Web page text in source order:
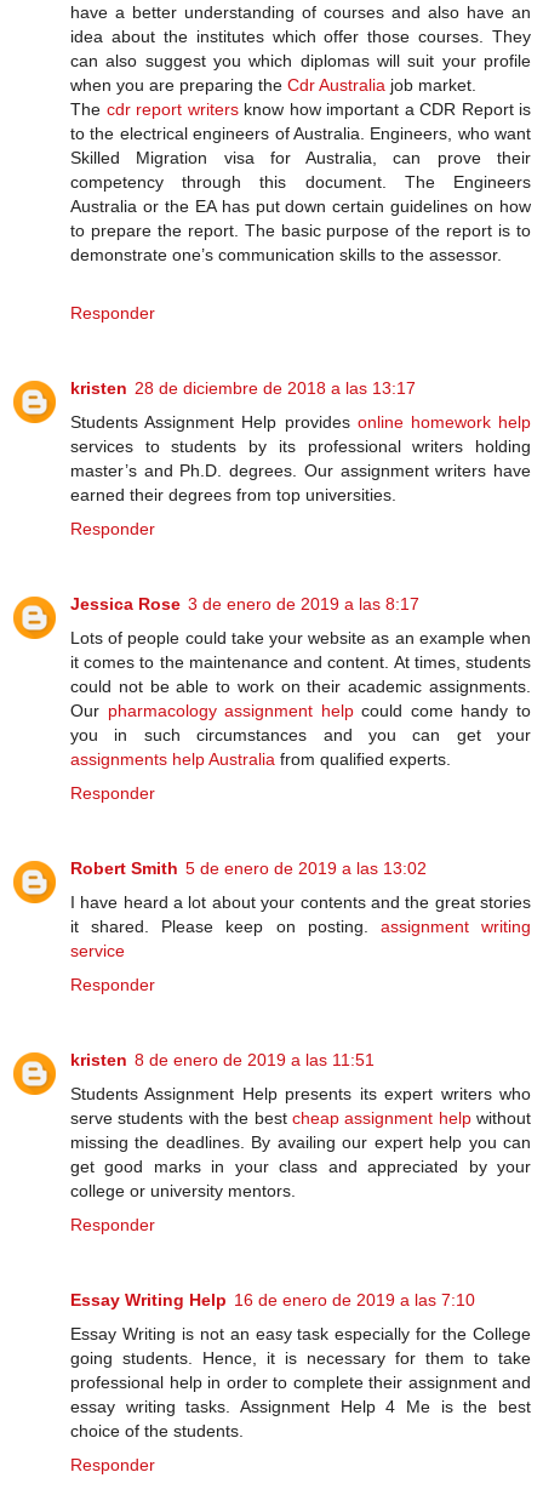
have a better understanding of courses and also have an
idea about the institutes which offer those courses. They
can also suggest you which diplomas will suit your profile
when you are preparing the Cdr Australia job market.
The cdr report writersknow how important a CDR Report is
to the electrical engineers of Australia. Engineers, who want
Skilled Migration visa for Australia, can prove their
competency through this document. The Engineers
Australia or the EA has put down certain guidelines on how
to prepare the report. The basic purpose of the report is to
demonstrate one’s communication skills to the assessor.
Responder
kristen 28 de diciembre de 2018 a las 13:17
Students Assignment Help provides online homework help
services to students by its professional writers holding
master’s and Ph.D. degrees. Our assignment writers have
earned their degrees from top universities.
Responder
Jessica Rose 3 de enero de 2019 a las 8:17
Lots of people could take your website as an example when
it comes to the maintenance and content. At times, students
could not be able to work on their academic assignments.
Our pharmacology assignment helpcould come handy to
you in such circumstances and you can get your
assignments help Australia from qualified experts.
Responder
Robert Smith 5 de enero de 2019 a las 13:02
I have heard a lot about your contents and the great stories
it shared. Please keep on posting. assignment writing
service
Responder
kristen 8 de enero de 2019 a las 11:51
Students Assignment Help presents its expert writers who
serve students with the best cheap assignment helpwithout
missing the deadlines. By availing our expert help you can
get good marks in your class and appreciated by your
college or university mentors.
Responder
Essay Writing Help 16 de enero de 2019 a las 7:10
Essay Writing is not an easy task especially for the College
going students. Hence, it is necessary for them to take
professional help in order to complete their assignment and
essay writing tasks. Assignment Help 4 Me is the best
choice of the students.
Responder